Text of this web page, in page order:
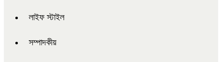
লাইফ স্টাইল
সম্পাদকীয়